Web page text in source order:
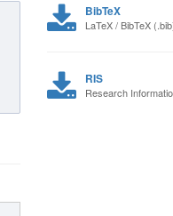
BibTeX
LaTeX / BibTeX
RIS
Research